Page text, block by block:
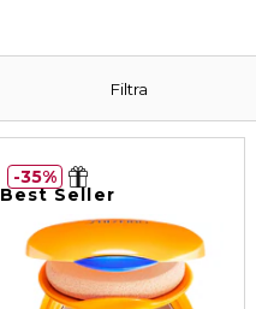
Filtra
Best Seller
35%